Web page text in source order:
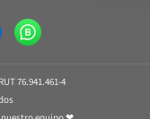
76.941.461-4